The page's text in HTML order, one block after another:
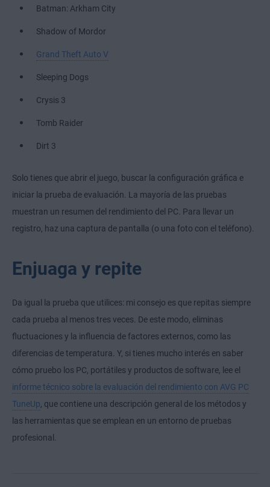
Batman: Arkham City
Shadow of Mordor
Grand Theft Auto V
Sleeping Dogs
Crysis 3
Tomb Raider
Dirt 3
Solo tienes que abrir el juego, buscar la configuración gráfica e
iniciar la prueba de evaluación. La mayoría de las pruebas
muestran un resumen del rendimiento del PC. Para llevar un
registro, haz una captura de pantalla (o una foto con el teléfono).
Enjuaga y repite
Da igual la prueba que utilices: mi consejo es que repitas siempre
cada prueba al menos tres veces. De este modo, eliminas
fluctuaciones y la influencia de factores externos, como las
diferencias de temperatura. Y, si tienes mucho interés en saber
cómo pruebo los PC, portátiles y productos de software, lee el
informe técnico sobre la evaluación del rendimiento con AVG PC
TuneUp , que contiene una descripción general de los métodos y
las herramientas que se emplean en un entorno de pruebas
profesional.